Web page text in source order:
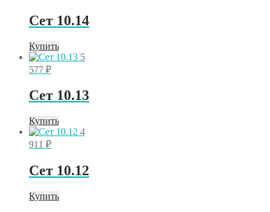
составляла
7
6
642 ₽.
Сет 10.14
Купить
5
577 ₽
Сет 10.13
Купить
4
911 ₽
Сет 10.12
Купить